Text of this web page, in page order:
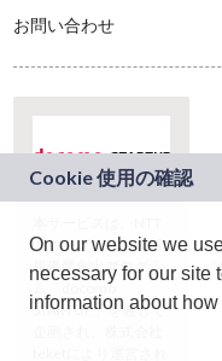
お問い合わせ
ドコモグループの新
規事業創出プログラ
ム「docomo
STARTUP」を通じて
On our website we
necessary for our site
information about